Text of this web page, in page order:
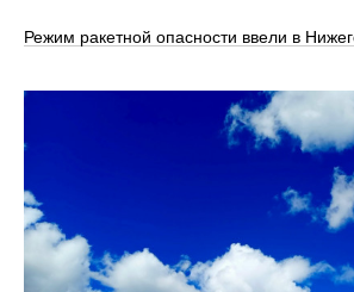
Режим ракетной опасности ввели в